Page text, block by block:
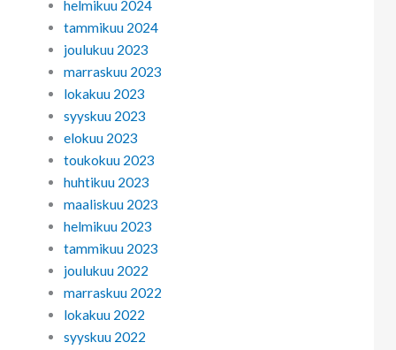
helmikuu 2024
tammikuu 2024
joulukuu 2023
marraskuu 2023
lokakuu 2023
syyskuu 2023
elokuu 2023
toukokuu 2023
huhtikuu 2023
maaliskuu 2023
helmikuu 2023
tammikuu 2023
joulukuu 2022
marraskuu 2022
lokakuu 2022
syyskuu 2022